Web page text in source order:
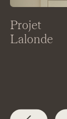
Projet
Lalonde